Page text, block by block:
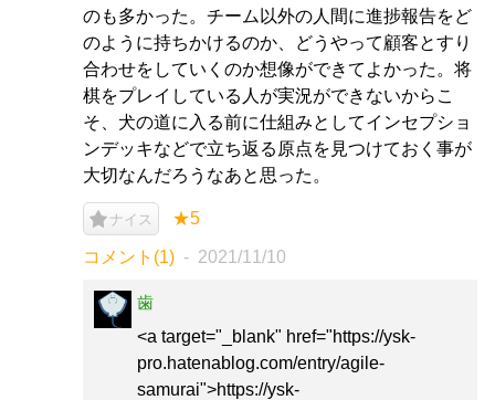
のも多かった。チーム以外の人間に進捗報告をど
のように持ちかけるのか、どうやって顧客とすり
合わせをしていくのか想像ができてよかった。将
棋をプレイしている人が実況ができないからこ
そ、犬の道に入る前に仕組みとしてインセプショ
ンデッキなどで立ち返る原点を見つけておく事が
大切なんだろうなあと思った。
ナイス ★5
コメント(1) 2021/11/10
歯
<a target="_blank" href="https://ysk-
pro.hatenablog.com/entry/agile-
samurai">https://ysk-